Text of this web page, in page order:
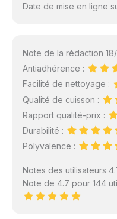
Date de mise en ligne
Note de la rédaction
Antiadhérence :
Facilité de nettoyage :
Qualité de cuisson :
Rapport qualité-prix :
Durabilité :
Polyvalence :
Notes des utilisateurs
Note de 4.7 pour 144